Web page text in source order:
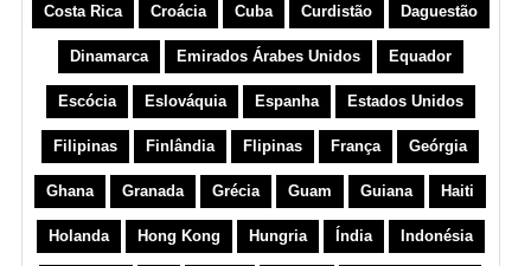
Costa Rica Croácia Cuba Curdistão Daguestão
Dinamarca Emirados Árabes Unidos Equador
Escócia Eslováquia Espanha Estados Unidos
Filipinas Finlândia Flipinas França Geórgia
Ghana Granada Grécia Guam Guiana Haiti
Holanda Hong Kong Hungria Índia Indonésia